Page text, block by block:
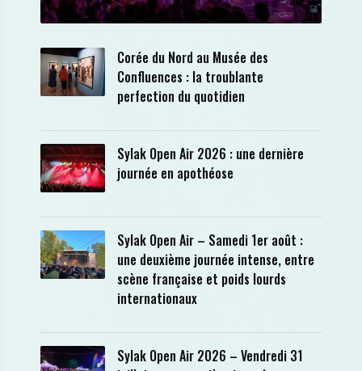
Corée du Nord au Musée des
Confluences : la troublante
perfection du quotidien
Sylak Open Air 2026 : une dernière
journée en apothéose
Sylak Open Air – Samedi 1er août :
une deuxième journée intense, entre
scène française et poids lourds
internationaux
Sylak Open Air 2026 – Vendredi 31